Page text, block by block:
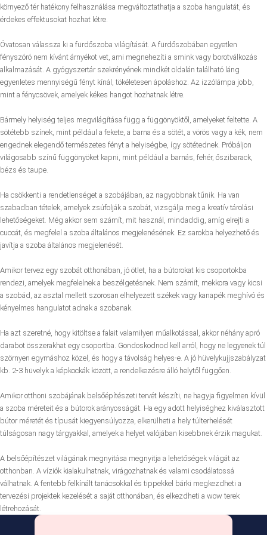
környező tér hatékony felhasználása megváltoztathatja a szoba hangulatát, és
érdekes effektusokat hozhat létre.
Óvatosan válassza ki a fürdőszoba világítását. A fürdőszobában egyetlen
fényszóró nem kívánt árnyékot vet, ami megnehezíti a smink vagy borotválkozás
alkalmazását. A gyógyszertár szekrényének mindkét oldalán található láng
egyenletes mennyiségű fényt kínál, tökéletesen ápoláshoz. Az izzólámpa jobb,
mint a fénycsövek, amelyek kékes hangot hozhatnak létre.
Bármely helyiség teljes megvilágítása függ a függönyöktől, amelyeket feltette. A
sötétebb színek, mint például a fekete, a barna és a sötét, a vörös vagy a kék, nem
engednek elegendő természetes fényt a helyiségbe, így sötétednek. Próbáljon
világosabb színű függönyöket kapni, mint például a barnás, fehér, őszibarack,
bézs és taupe.
Ha csökkenti a rendetlenséget a szobájában, az nagyobbnak tűnik. Ha van
szabadban tételek, amelyek zsúfolják a szobát, vizsgálja meg a kreatív tárolási
lehetőségeket. Még akkor sem számít, mit használ, mindaddig, amíg elrejti a
cuccát, és megfelel a szoba általános megjelenésének. Ez sarokba helyezhető és
javítja a szoba általános megjelenését.
Amikor tervez egy szobát otthonában, jó ötlet, ha a bútorokat kis csoportokba
rendezi, amelyek megfelelnek a beszélgetésnek. Nem számít, mekkora vagy kicsi
a szobád, az asztal mellett szorosan elhelyezett székek vagy kanapék meghívó és
kényelmes hangulatot adnak a szobanak.
Ha azt szeretné, hogy kitöltse a falait valamilyen műalkotással, akkor néhány apró
darabot összerakhat egy csoportba. Gondoskodnod kell arról, hogy ne legyenek túl
szörnyen egymáshoz közel, és hogy a távolság helyes-e. A jó hüvelykujjszabályzat
kb. 2-3 hüvelyk a képkockák között, a rendelkezésre álló helytől függően.
Amikor otthoni szobájának belsőépítészeti tervét készíti, ne hagyja figyelmen kívül
a szoba méreteit és a bútorok arányosságát. Ha egy adott helyiséghez kiválasztott
bútor méretét és típusát kiegyensúlyozza, elkerülheti a hely túlterhelését
túlságosan nagy tárgyakkal, amelyek a helyet valójában kisebbnek érzik magukat.
A belsőépítészet világának megnyitása megnyitja a lehetőségek világát az
otthonban. A víziók kialakulhatnak, virágozhatnak és valami csodálatossá
válhatnak. A fentebb felkínált tanácsokkal és tippekkel bárki megkezdheti a
tervezési projektek kezelését a saját otthonában, és elkezdheti a wow terek
létrehozását.